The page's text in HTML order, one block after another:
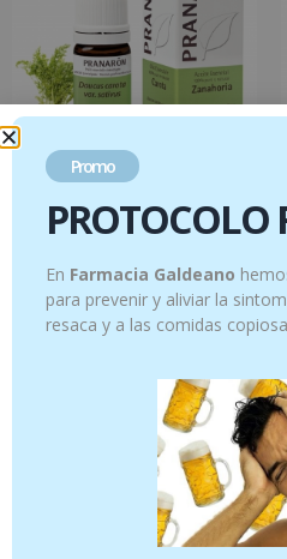
Zanahoria – 5ml
Añadir al carrito
Promo
PROTOCOLO
En Farmacia Galdeano
para prevenir y aliviar la
resaca y a las comidas